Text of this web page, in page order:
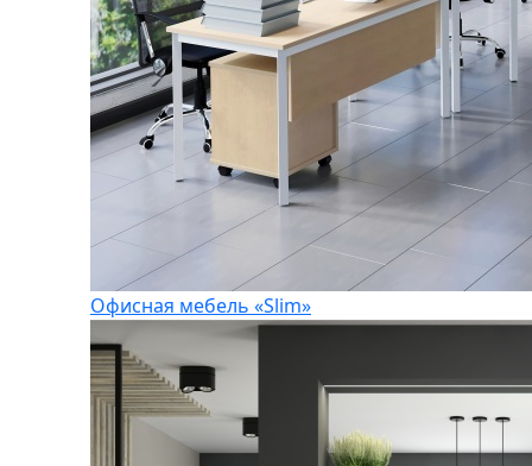
Офисная мебель «Slim»